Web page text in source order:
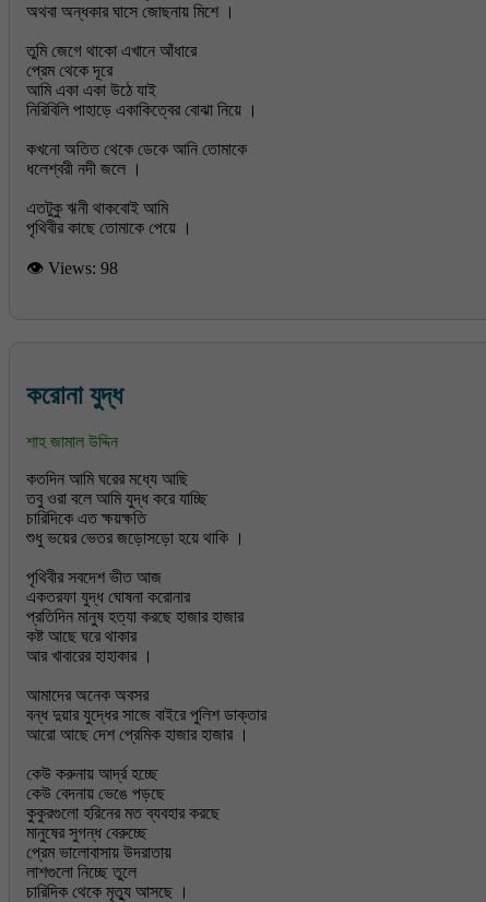
অথবা অন্ধকার ঘাসে জোছনায় মিশে ।
তুমি জেগে থাকো এখানে আঁধারে
প্রেম থেকে দূরে
আমি একা একা উঠে যাই
নিরিবিলি পাহাড়ে একাকিত্বের বোঝা নিয়ে ।
কখনো অতিত থেকে ডেকে আনি তোমাকে
ধলেশ্বরী নদী জলে ।
এতটুকু ঋনী থাকবোই আমি
👁 Views: 98
করোনা যুদ্ধ
শাহ জামাল উদ্দিন
কতদিন আমি ঘরের মধ্যে আছি
তবু ওরা বলে আমি যুদ্ধ করে যাচ্ছি
চারিদিকে এত ক্ষয়ক্ষতি
শুধু ভয়ের ভেতর জড়োসড়ো হয়ে থাকি ।
পৃথিবীর সবদেশ ভীত আজ
একতরফা যুদ্ধ ঘোষনা করোনার
প্রতিদিন মানুষ হত্যা করছে হাজার হাজার
কষ্ট আছে ঘরে থাকার
আর খাবারের হাহাকার ।
আমাদের অনেক অবসর
বন্ধ দুয়ার যুদ্ধের সাজে বাইরে পুলিশ ডাক্তার
আরো আছে দেশ প্রেমিক হাজার হাজার ।
কেউ করুনায় আর্দ্র হচ্ছে
কেউ বেদনায় ভেঙে পড়ছে
কুকুরগুলো হরিনের মত ব্যবহার করছে
মানুষের সুগন্ধ বেরুচ্ছে
প্রেম ভালোবাসায় উদরাতায়
লাশগুলো নিচ্ছে তুলে
চারিদিক থেকে মৃত্যু আসছে ।